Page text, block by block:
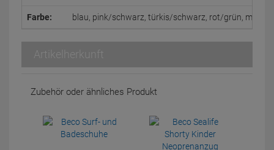
Farbe: blau, pink/schwarz, türkis/schwarz, rot/grün,
Artikelherkunft
Zubehör oder ähnliches Produkt